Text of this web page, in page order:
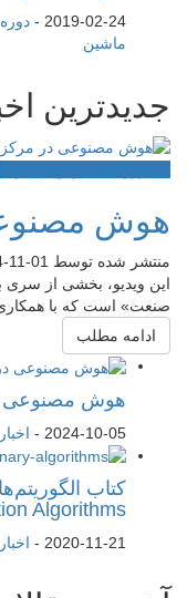
2019-02-24
-
ماشین
جدیدترین
هوش
منتشر شده توسط 11-01
این ویدیو، بخشی از سری
صنعت» است که با
ادامه مطلب
هوش مصنوعی
2024-10-05
- اخبار
کتاب
Algorithms
2020-11-21
- اخبار